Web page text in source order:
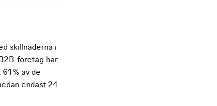
skillnaderna i
företag har
% av de
endast 24